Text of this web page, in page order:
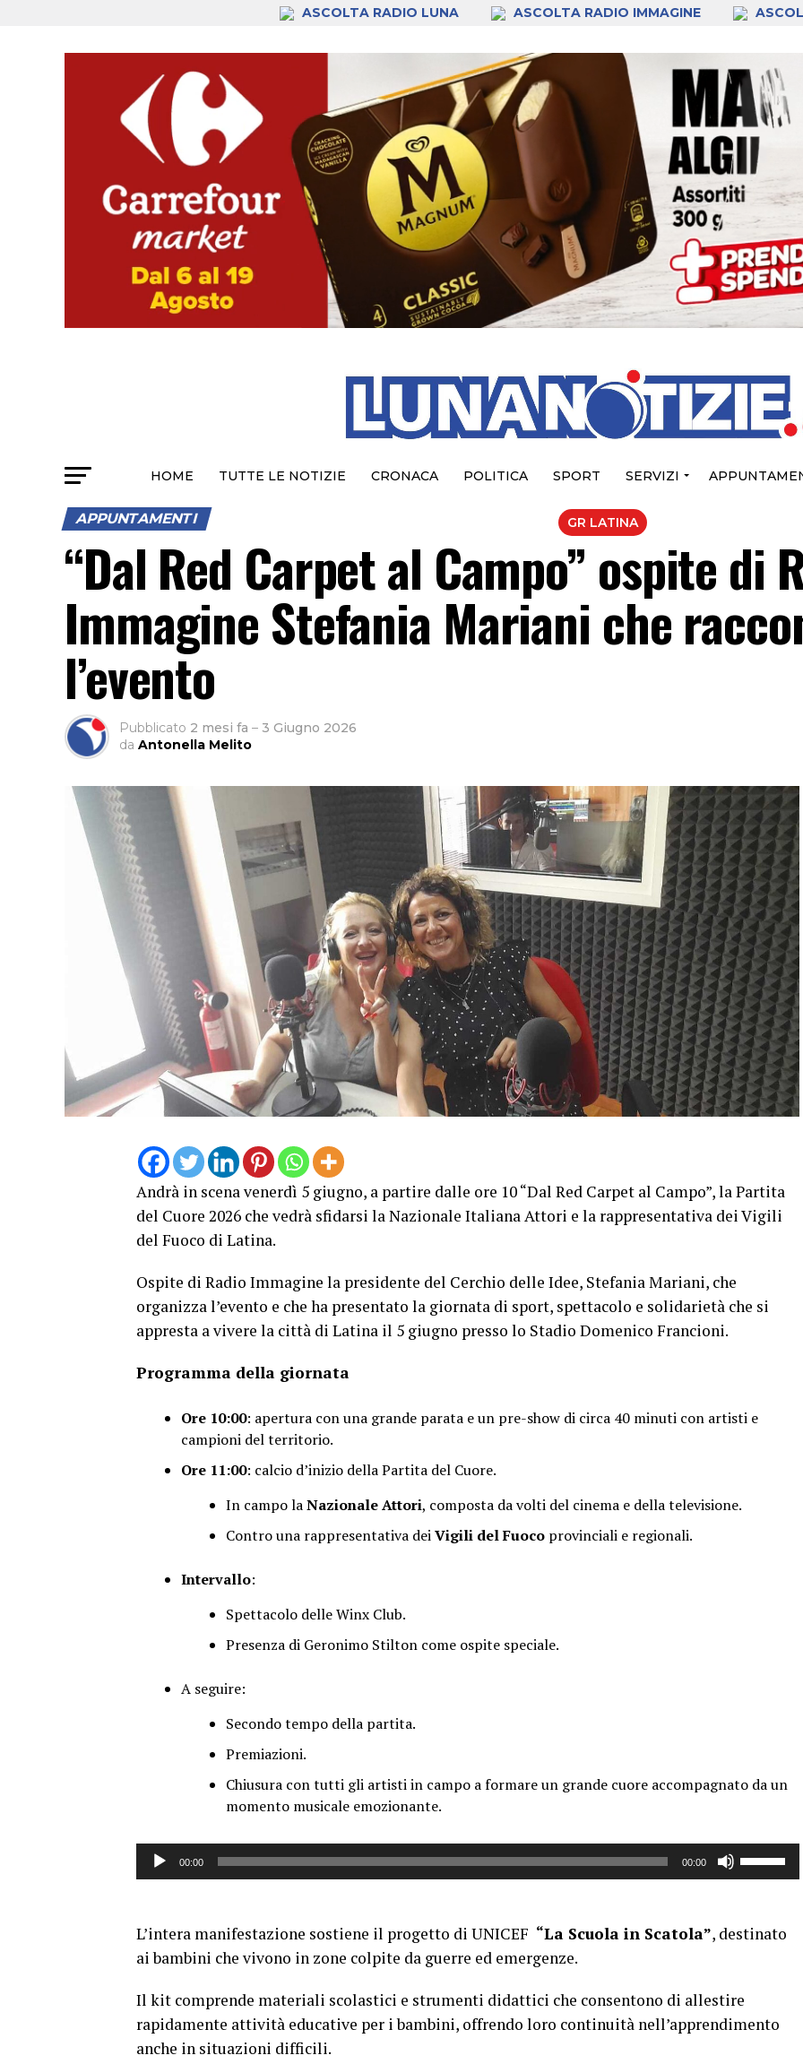
ASCOLTA RADIO LUNA ASCOLTA RADIO IMMAGINE
HOME TUTTE LE NOTIZIE CRONACA POLITICA SPORT SERVIZI
GR LATINA
APPUNTAMENTI
“Dal Red Carpet al Campo” ospite di
Immagine Stefania Mariani che
l’evento
Pubblicato 2 mesi fa – 3 Giugno 2026
da Antonella Melito
Andrà in scena venerdì 5 giugno, a partire dalle ore 10 “Dal Red Carpet al Campo”, la Partita
del Cuore 2026 che vedrà sfidarsi la Nazionale Italiana Attori e la rappresentativa dei Vigili
del Fuoco di Latina.
Ospite di Radio Immagine la presidente del Cerchio delle Idee, Stefania Mariani, che
organizza l’evento e che ha presentato la giornata di sport, spettacolo e solidarietà che si
appresta a vivere la città di Latina il 5 giugno presso lo Stadio Domenico Francioni.
Programma della giornata
Ore 10:00: apertura con una grande parata e un pre-show di circa 40 minuti con artisti e
campioni del territorio.
Ore 11:00: calcio d’inizio della Partita del Cuore.
In campo laNazionale Attori, composta da volti del cinema e della televisione.
Contro una rappresentativa deiVigili del Fuoco provinciali e regionali.
Intervallo:
Spettacolo delle Winx Club.
Presenza di Geronimo Stilton come ospite speciale.
A seguire:
Secondo tempo della partita.
Premiazioni.
Chiusura con tutti gli artisti in campo a formare un grande cuore accompagnato da un
momento musicale emozionante.
Audio
00:00 00:00
su/giù
o
diminuire
L’intera manifestazione sostiene il progetto di UNICEF “La Scuola in Scatola”, destinato
ai bambini che vivono in zone colpite da guerre ed emergenze.
Il kit comprende materiali scolastici e strumenti didattici che consentono di allestire
rapidamente attività educative per i bambini, offrendo loro continuità nell’apprendimento
anche in situazioni difficili.